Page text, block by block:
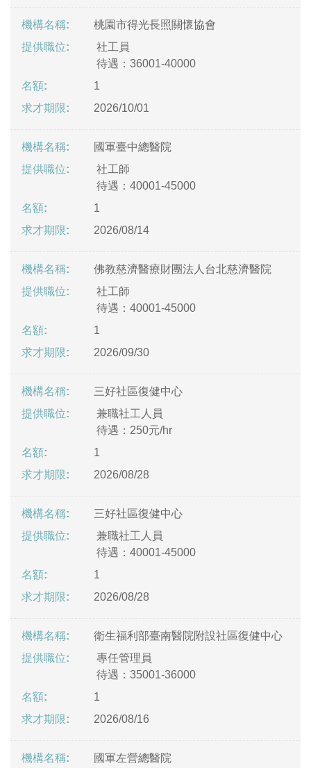
桃園市得光長照關懷協會
社工員
待遇：36001-40000
1
2026/10/01
國軍臺中總醫院
社工師
待遇：40001-45000
1
2026/08/14
佛教慈濟醫療財團法人台北慈濟醫院
社工師
待遇：40001-45000
1
2026/09/30
三好社區復健中心
兼職社工人員
待遇：250元/hr
1
2026/08/28
三好社區復健中心
兼職社工人員
待遇：40001-45000
1
2026/08/28
衛生福利部臺南醫院附設社區復健中心
專任管理員
待遇：35001-36000
1
2026/08/16
國軍左營總醫院